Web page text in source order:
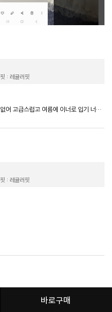
바로구매
핏 : 레귤러핏
옷감이 윤기가 있는 너무 앏지 않고 구김이 없어 고급스럽고 여름에 이너로 입기 너무 좋아요~
핏 : 레귤러핏